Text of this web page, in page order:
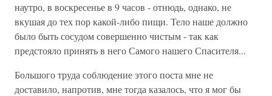
наутро, в воскресенье в 9 часов - отнюдь, однако, не
вкушая до тех пор какой-либо пищи. Тело наше должно
было быть сосудом совершенно чистым - так как
предстояло принять в него Самого нашего Спасителя...
Большого труда соблюдение этого поста мне не
доставило, напротив, мне тогда казалось, что я мог бы